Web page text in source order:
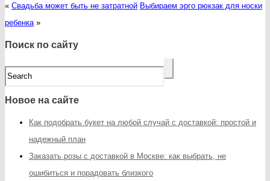
« Свадьба может быть не затратной Выбираем эрго рюкзак для носки
ребенка »
Поиск по сайту
Новое на сайте
Как подобрать букет на любой случай с доставкой: простой и
надежный план
Заказать розы с доставкой в Москве: как выбрать, не
ошибиться и порадовать близкого